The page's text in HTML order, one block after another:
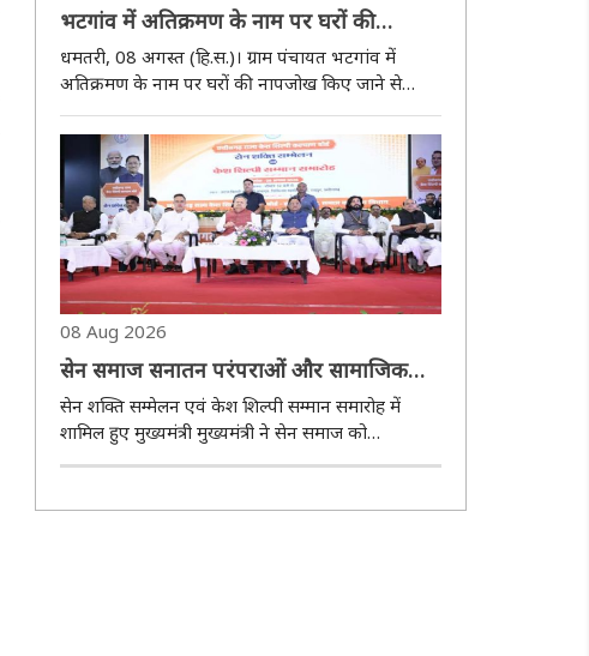
भटगांव में अतिक्रमण के नाम पर घरों की
नापजोख से ग्रामीण नाराज, जिपं अध्यक्ष अरुण
से शिकायत
धमतरी, 08 अगस्त (हि.स.)। ग्राम पंचायत भटगांव में
अतिक्रमण के नाम पर घरों की नापजोख किए जाने से
ग्रामीणों में नाराजगी है। शनिवार को ग्रामीणों ने जिला
पंचायत अध्यक्ष अरुण सार्वा को ज्ञापन सौंपकर राजस्व
प्रशासन एवं पुलिस बल द्वारा अनावश्यक रूप से परेश..
08 Aug 2026
सेन समाज सनातन परंपराओं और सामाजिक
समरसता का मजबूत आधार : मुख्यमंत्री साय
सेन शक्ति सम्मेलन एवं केश शिल्पी सम्मान समारोह में
शामिल हुए मुख्यमंत्री मुख्यमंत्री ने सेन समाज को
सामुदायिक भवन निर्माण के लिए 50 लाख रुपये प्रदान
पर नया रायपुर में होगा चौक का नामकरण रायपुर, ..